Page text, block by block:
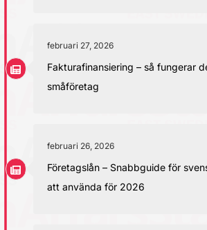
februari 27, 2026
Fakturafinansiering – så fungerar
småföretag
februari 26, 2026
Företagslån – Snabbguide för
att använda för 2026